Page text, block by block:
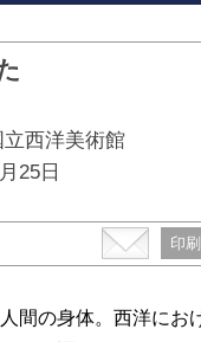
立西洋美術館
25日
印
間の身体。西洋にお